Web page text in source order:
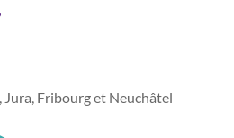
Jura, Fribourg et Neuchâtel